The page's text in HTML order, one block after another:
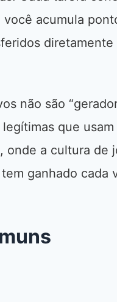
acumula
não são
que
onde a cultura de
ganhado cada